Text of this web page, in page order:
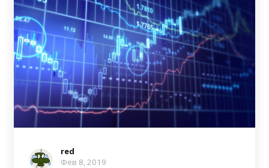
red
Фев 8, 2019